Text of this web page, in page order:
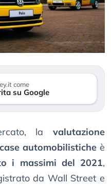
come
su Google
la valutazione
automobilistiche è
i massimi del 2021,
da Wall Street e